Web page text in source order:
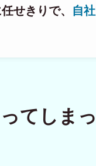
せきりで、 自
てしま